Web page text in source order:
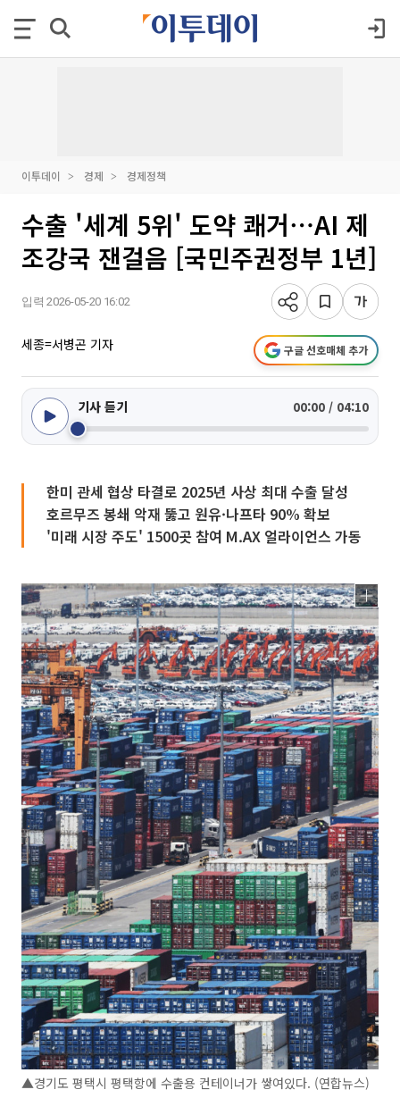
이투데이 경제 경제정책
수출 '세계 5위' 도약 쾌거⋯AI 제
조강국 잰걸음 [국민주권정부 1년]
입력 2026-05-20 16:02
세종=서병곤 기자 구글 선호매체 추가
기사 듣기 00:00 / 04:10
한미 관세 협상 타결로 2025년 사상 최대 수출 달성
호르무즈 봉쇄 악재 뚫고 원유·나프타 90% 확보
'미래 시장 주도' 1500곳 참여 M.AX 얼라이언스 가동
▲경기도 평택시 평택항에 수출용 컨테이너가 쌓여있다. (연합뉴스)